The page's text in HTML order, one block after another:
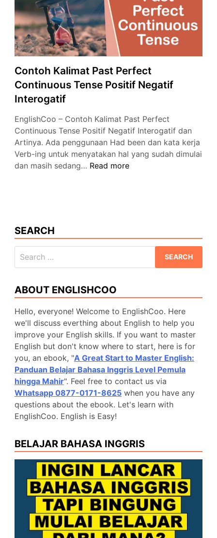
Contoh Kalimat Past Perfect
Continuous Tense Positif Negatif
Interogatif
EnglishCoo – Contoh Kalimat Past Perfect
Continuous Tense Positif Negatif Interogatif dan
Artinya. Ada penggunaan Had been dan kata kerja
Verb-ing untuk menyatakan hal yang sudah dimulai
dan masih sedang… Contoh
Negatif
Read more
SEARCH
for:
ABOUT ENGLISHCOO
Hello, everyone! Welcome to EnglishCoo. Here
we'll discuss everthing about English to help you
improve your English skills. If you want to master
English but don't know where to start, here is for
you, an ebook, "A Great Start to Master English:
Panduan Belajar Bahasa Inggris Level Pemula
hingga Mahir". Feel free to contact us via
Whatsapp 0877-0171-8625 when you have any
questions about the ebook. Let's learn with
EnglishCoo. English is Easy!
BELAJAR BAHASA INGGRIS